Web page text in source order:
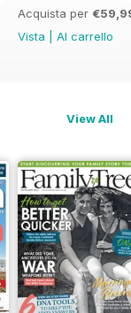
Acquista per
Vista
Al carrello
View All